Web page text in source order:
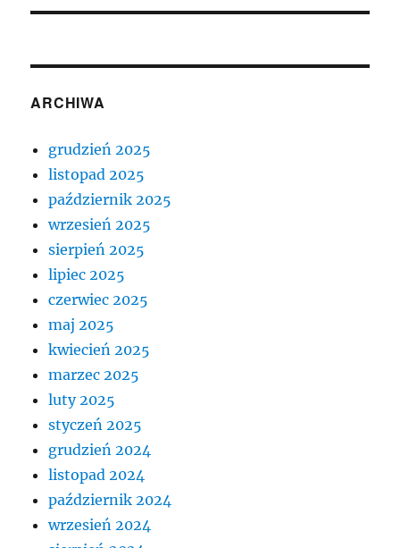
ARCHIWA
grudzień 2025
listopad 2025
październik 2025
wrzesień 2025
sierpień 2025
lipiec 2025
czerwiec 2025
maj 2025
kwiecień 2025
marzec 2025
luty 2025
styczeń 2025
grudzień 2024
listopad 2024
październik 2024
wrzesień 2024